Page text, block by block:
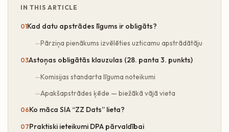
IN THIS ARTICLE
Kad datu apstrādes līgums ir obligāts?
Pārziņa pienākums izvēlēties uzticamu apstrādātāju
Astoņas obligātās klauzulas (28. panta 3. punkts)
Komisijas standarta līguma noteikumi
Apakšapstrādes ķēde — biežākā vājā vieta
Ko māca SIA “ZZ Dats” lieta?
Praktiski ieteikumi DPA pārvaldībai